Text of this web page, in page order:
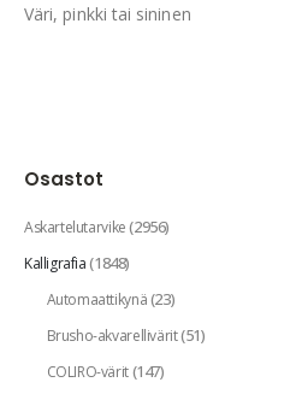
Väri, pinkki tai sininen
Osastot
Askartelutarvike(2956)
Kalligrafia(1848)
Automaattikynä(23)
Brusho-akvarellivärit(51)
COLIRO-värit(147)